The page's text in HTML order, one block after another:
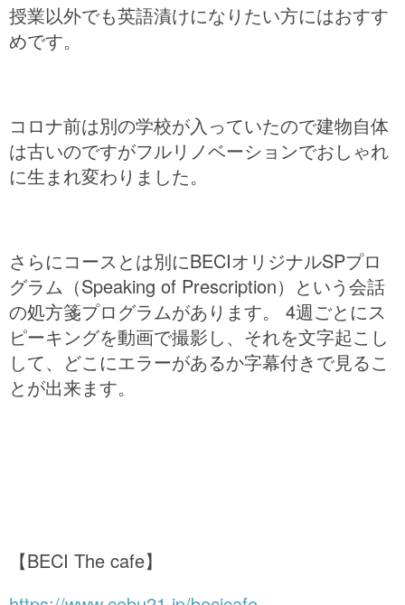
授業以外でも英語漬けになりたい方にはおすす
めです。
コロナ前は別の学校が入っていたので建物自体
は古いのですがフルリノベーションでおしゃれ
に生まれ変わりました。
さらにコースとは別にBECIオリジナルSPプロ
グラム（Speaking of Prescription）という会話
の処方箋プログラムがあります。 4週ごとにス
ピーキングを動画で撮影し、それを文字起こし
して、どこにエラーがあるか字幕付きで見るこ
とが出来ます。
【BECI The cafe】